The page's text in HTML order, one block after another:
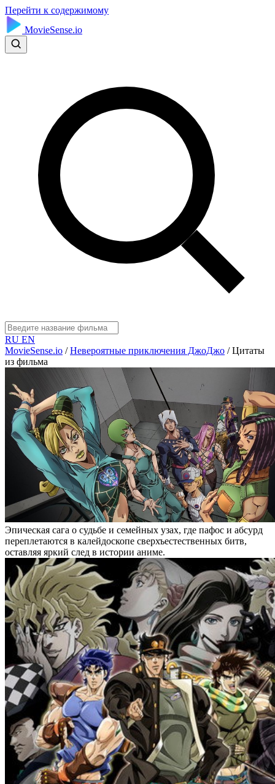
Перейти к содержимому
MovieSense.io
RU EN
MovieSense.io / Невероятные приключения ДжоДжо / Цитаты
из фильма
Эпическая сага о судьбе и семейных узах, где пафос и абсурд
переплетаются в калейдоскопе сверхъестественных битв,
оставляя яркий след в истории аниме.